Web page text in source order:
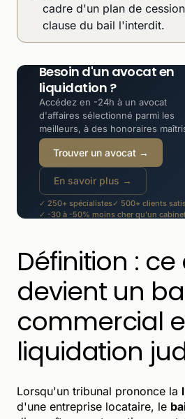
cadre d'un plan de
clause du bail l'interdit.
Besoin d'un avocat en
liquidation ?
Accédez en -24h à un avocat
d'affaires sélectionné parmi les
meilleurs, à des honoraires
Trouver un avocat →
En savoir plus →
✓ 250+ spécialistes✓ 500+ clients
✓ -30 à -50% moins cher qu'un
Définition :
devient un
commercial
liquidation
Lorsqu'un tribunal prononce la
d'une entreprise locataire, le